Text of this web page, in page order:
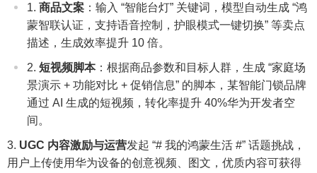
商品文案 ：输入 “智能台灯” 关键词，模型自动生成 “鸿
蒙智联认证，支持语音控制，护眼模式一键切换” 等卖点
描述，生成效率提升 10 倍。
短视频脚本：根据商品参数和目标人群，生成 “家庭场
景演示 + 功能对比 + 促销信息” 的脚本，某智能门锁品牌
通过 AI 生成的短视频，转化率提升 40%华为开发者空
间。
UGC 内容激励与运营发起 “# 我的鸿蒙生活 #” 话题挑战，
用户上传使用华为设备的创意视频、图文，优质内容可获得